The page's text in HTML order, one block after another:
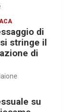
di
stringe il
di
su